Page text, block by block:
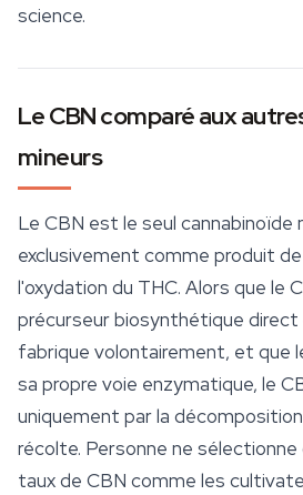
science.
Le CBN comparé aux
mineurs
Le CBN est le seul cannabinoïde
exclusivement comme produit
l'oxydation du THC. Alors que le
précurseur biosynthétique direct
fabrique volontairement, et que
sa propre voie enzymatique, le
uniquement par la
récolte. Personne ne
taux de CBN comme les